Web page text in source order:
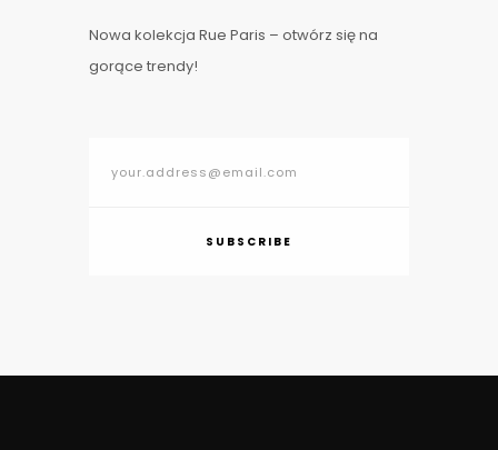
Nowa kolekcja Rue Paris – otwórz się na
gorące trendy!
SUBSCRIBE